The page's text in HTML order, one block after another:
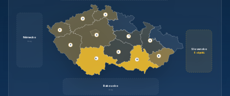
Německo
brzy
Slovensko
6 objektů
Rakousko
brzy
3
9
3
3
3
3
1
2
11
1
6